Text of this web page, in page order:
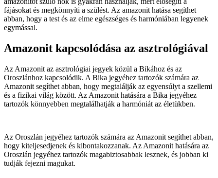
fájásokat és megkönnyíti a szülést. Az amazonit hatása segíthet
abban, hogy a test és az elme egészséges és harmóniában legyenek
egymással.
Amazonit kapcsolódása az asztrológiával
Az Amazonit az asztrológiai jegyek közül a Bikához és az
Oroszlánhoz kapcsolódik. A Bika jegyéhez tartozók számára az
Amazonit segíthet abban, hogy megtalálják az egyensúlyt a szellemi
és a fizikai világ között. Az Amazonit hatására a Bika jegyéhez
tartozók könnyebben megtalálhatják a harmóniát az életükben.
Az Oroszlán jegyéhez tartozók számára az Amazonit segíthet abban,
hogy kiteljesedjenek és kibontakozzanak. Az Amazonit hatására az
Oroszlán jegyéhez tartozók magabiztosabbak lesznek, és jobban ki
tudják fejezni magukat.